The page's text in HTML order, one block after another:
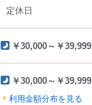
定休日
￥30,000～￥39,999
￥30,000～￥39,999
利用金額分布を見る